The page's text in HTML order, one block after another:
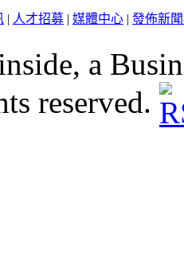
| 人才招募 | 媒體中心 | 發佈新
a
reserved.